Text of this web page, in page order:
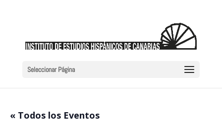
Seleccionar Página
« Todos los Eventos